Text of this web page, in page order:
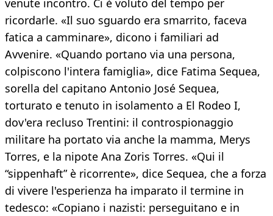
venute incontro. Ci è voluto del tempo per
ricordarle. «Il suo sguardo era smarrito, faceva
fatica a camminare», dicono i familiari ad
Avvenire. «Quando portano via una persona,
colpiscono l'intera famiglia», dice Fatima Sequea,
sorella del capitano Antonio José Sequea,
torturato e tenuto in isolamento a El Rodeo I,
dov'era recluso Trentini: il controspionaggio
militare ha portato via anche la mamma, Merys
Torres, e la nipote Ana Zoris Torres. «Qui il
“sippenhaft” è ricorrente», dice Sequea, che a forza
di vivere l'esperienza ha imparato il termine in
tedesco: «Copiano i nazisti: perseguitano e in